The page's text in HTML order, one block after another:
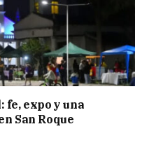
fe, expo y una
San Roque